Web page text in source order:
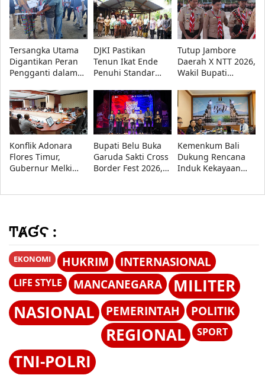
Penegakan Hukum
Militer
XVII/Cenderawasih
Tersangka Utama
Digantikan Peran
Pengganti dalam
Kematian Gustaf
Nabuasa
DJKI Pastikan
Tenun Ikat Ende
Penuhi Standar
Pemda Siap Tindak
Lanjuti Evaluasi
Tutup Jambore
Daerah X NTT 2026,
Wakil Bupati
Pramuka Tetap
Utamakan
Pendidikan
Konflik Adonara
Flores Timur,
Gubernur Melki
Bupati Belu Buka
Garuda Sakti Cross
Border Fest 2026,
Kemenkum Bali
Dukung Rencana
Induk Kekayaan
ͲȺƓϚ :
EKONOMI HUKRIM INTERNASIONAL
LIFE STYLE MANCANEGARA
MILITER
NASIONAL
PEMERINTAH POLITIK
REGIONAL SPORT
TNI-POLRI